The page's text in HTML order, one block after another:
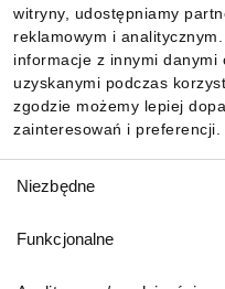
witryny, udostępniamy
reklamowym i
informacje z innymi
uzyskanymi podczas
zgodzie możemy lepiej
zainteresowań i preferencji.
zgody
Niezbędne
Funkcjonalne
Pobierz